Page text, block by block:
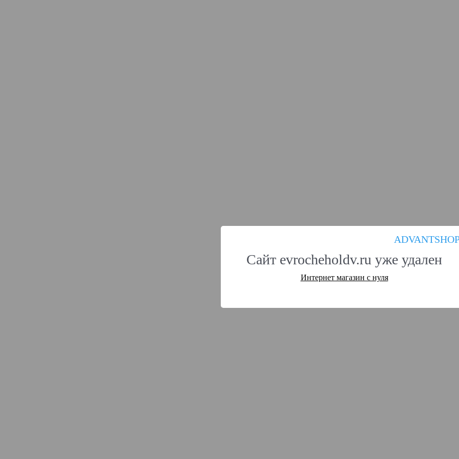
Сайт evrocheholdv.ru уже удален
Интернет магазин с нуля